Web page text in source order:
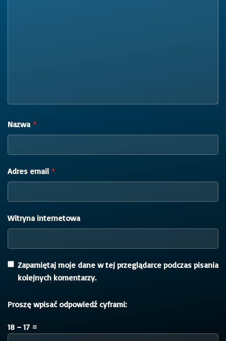
Nazwa *
Adres email *
Witryna internetowa
Zapamiętaj moje dane w tej przeglądarce podczas pisania
kolejnych komentarzy.
Proszę wpisać odpowiedź cyframi:
18 − 17 =